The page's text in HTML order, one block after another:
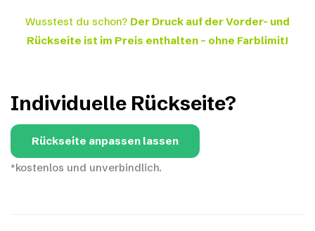
Wusstest du schon? Der Druck auf der Vorder- und
Rückseite ist im Preis enthalten – ohne Farblimit!
Individuelle Rückseite?
Rückseite anpassen lassen
*kostenlos und unverbindlich.